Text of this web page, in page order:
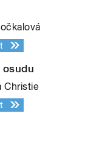
osudu
Christie